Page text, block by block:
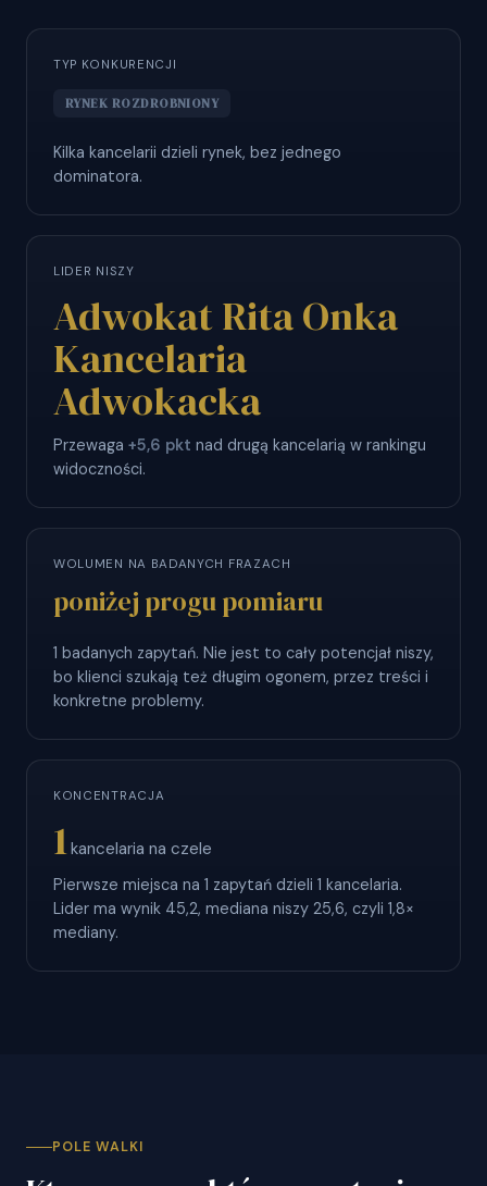
TYP KONKURENCJI
RYNEK ROZDROBNIONY
Kilka kancelarii dzieli rynek, bez jednego
dominatora.
LIDER NISZY
Adwokat Rita Onka
Kancelaria
Adwokacka
Przewaga +5,6 pkt nad drugą kancelarią w rankingu
widoczności.
WOLUMEN NA BADANYCH FRAZACH
poniżej progu pomiaru
1 badanych zapytań. Nie jest to cały potencjał niszy,
bo klienci szukają też długim ogonem, przez treści i
konkretne problemy.
KONCENTRACJA
1kancelaria na czele
Pierwsze miejsca na 1 zapytań dzieli 1 kancelaria.
Lider ma wynik 45,2, mediana niszy 25,6, czyli 1,8×
mediany.
POLE WALKI